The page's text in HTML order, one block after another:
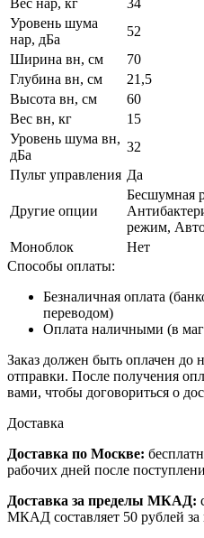
Уровень шума
нар, дБа
52
Ширина вн, см
70
Глубина вн, см
21,5
Высота вн, см
60
Вес вн, кг
15
Уровень шума вн,
дБа
32
Пульт управления Да
Другие опции
Беcшумная
режим,
Моноблок
Нет
Способы оплаты:
Безналичная оплата
переводом)
Оплата наличными (в
Заказ должен быть оплачен до
отправки. После получения
вами, чтобы договориться о
Доставка
Доставка по Москве:
рабочих дней после
Доставка за пределы МКАД:
МКАД составляет 50 рублей